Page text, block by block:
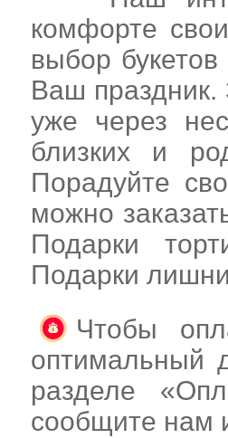
комфорте
выбор
Ваш праздник.
уже через
близких и
Порадуйте
можно
Подарки
Подарки
Чтобы
оптимальный
разделе
сообщите нам